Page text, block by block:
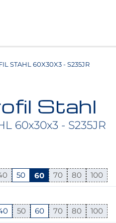
STAHL 60X30X3 - S235JR
Stahl
60x30x3 - S235JR
50 60 70 80 100
50 60 70 80 100